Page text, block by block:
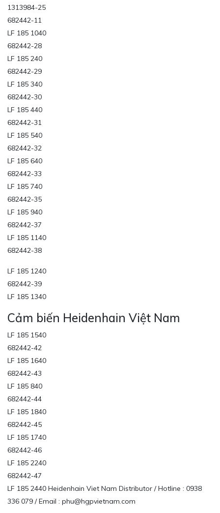
1313984-25
682442-11
LF 185 1040
682442-28
LF 185 240
682442-29
LF 185 340
682442-30
LF 185 440
682442-31
LF 185 540
682442-32
LF 185 640
682442-33
LF 185 740
682442-35
LF 185 940
682442-37
LF 185 1140
682442-38
LF 185 1240
682442-39
LF 185 1340
Cảm biến Heidenhain Việt Nam
LF 185 1540
682442-42
LF 185 1640
682442-43
LF 185 840
682442-44
LF 185 1840
682442-45
LF 185 1740
682442-46
LF 185 2240
682442-47
LF 185 2440 Heidenhain Viet Nam Distributor / Hotline : 0938
336 079 / Email : phu@hgpvietnam.com